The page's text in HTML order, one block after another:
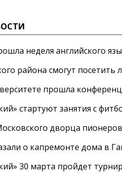
неделя английского
района смогут
прошла
стартуют занятия с
дворца
о капремонте дома в
30 марта пройдет